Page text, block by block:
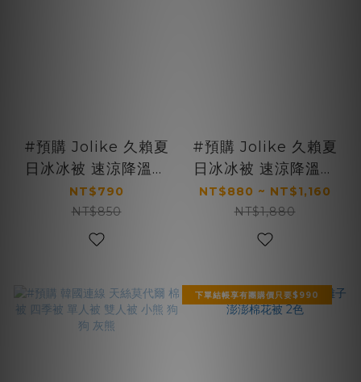
#預購 Jolike 久賴夏
日冰冰被 速涼降溫超
有感 夏日必備 單人款
NT$790
NT$850
#預購 Jolike 久賴夏
日冰冰被 速涼降溫超
有感 夏日必備
NT$880 ~ NT$1,160
NT$1,880
下單結帳享有團購價只要$990